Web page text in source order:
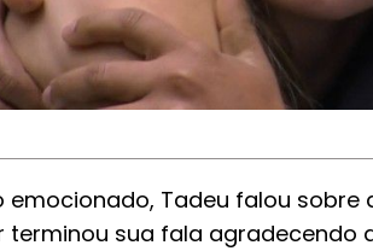
emocionado, Tadeu falou sobre
terminou sua fala agradecendo